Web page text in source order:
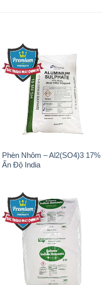
Phèn Nhôm – Al2(SO4)3 17%
Ấn Độ India